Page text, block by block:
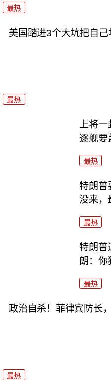
最热
美国踏进3个大坑把自
最热
上将一
逐舰要
最热
特朗普
没来，
最热
特朗普
朗：你
最热
政治自杀！菲律宾防长
最热